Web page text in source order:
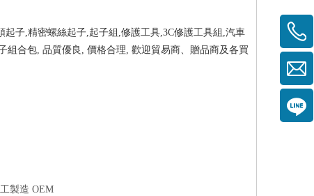
子,精密螺絲起子,起子組,修護工具,3C修護工具組,汽車
合包, 品質優良, 價格合理, 歡迎貿易商、贈品商及各買
製造 OEM